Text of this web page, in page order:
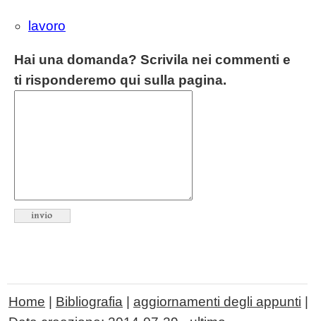
lavoro
Hai una domanda? Scrivila nei commenti e
ti risponderemo qui sulla pagina.
Home Bibliografia aggiornamenti degli appunti